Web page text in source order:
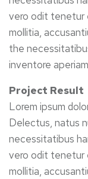
vero odit tenetur
mollitia,
the
inventore
Project Result
Lorem ipsum
Delectus, natus
necessitatibus
vero odit tenetur
mollitia,